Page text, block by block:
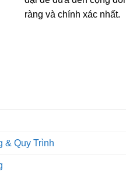
& Quy Trình
ràng và chính xác nhất.